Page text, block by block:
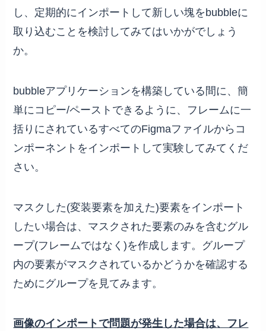
し、定期的にインポートして新しい塊をbubbleに
取り込むことを検討してみてはいかがでしょう
か。
bubbleアプリケーションを構築している間に、簡
単にコピー/ペーストできるように、フレームに一
括りにされているすべてのFigmaファイルからコ
ンポーネントをインポートして実験してみてくだ
さい。
マスクした(変装要素を加えた)要素をインポート
したい場合は、マスクされた要素のみを含むグル
ープ(フレームではなく)を作成します。グループ
内の要素がマスクされているかどうかを確認する
ためにグループを見てみます。
画像のインポートで問題が発生した場合は、フレ